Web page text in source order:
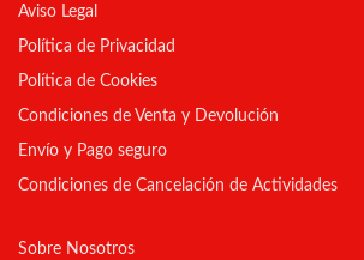
Aviso Legal
Política de Privacidad
Política de Cookies
Condiciones de Venta y Devolución
Envío y Pago seguro
Condiciones de Cancelación de Actividades
Sobre Nosotros